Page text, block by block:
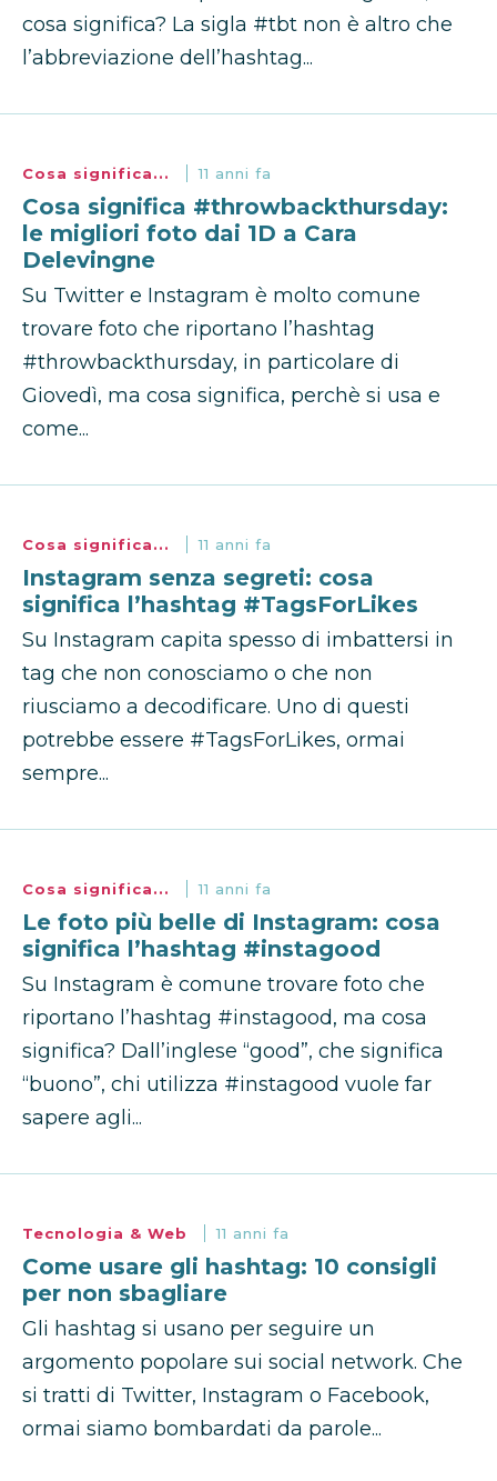
cosa significa? La sigla #tbt non è altro che
l’abbreviazione dell’hashtag...
Cosa significa... 11 anni fa
Cosa significa #throwbackthursday:
le migliori foto dai 1D a Cara
Delevingne
Su Twitter e Instagram è molto comune
trovare foto che riportano l’hashtag
#throwbackthursday, in particolare di
Giovedì, ma cosa significa, perchè si usa e
come...
Cosa significa... 11 anni fa
Instagram senza segreti: cosa
significa l’hashtag #TagsForLikes
Su Instagram capita spesso di imbattersi in
tag che non conosciamo o che non
riusciamo a decodificare. Uno di questi
potrebbe essere #TagsForLikes, ormai
sempre...
Cosa significa... 11 anni fa
Le foto più belle di Instagram: cosa
significa l’hashtag #instagood
Su Instagram è comune trovare foto che
riportano l’hashtag #instagood, ma cosa
significa? Dall’inglese “good”, che significa
“buono”, chi utilizza #instagood vuole far
sapere agli...
Tecnologia & Web 11 anni fa
Come usare gli hashtag: 10 consigli
per non sbagliare
Gli hashtag si usano per seguire un
argomento popolare sui social network. Che
si tratti di Twitter, Instagram o Facebook,
ormai siamo bombardati da parole...